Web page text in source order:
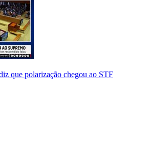
que polarização chegou ao STF